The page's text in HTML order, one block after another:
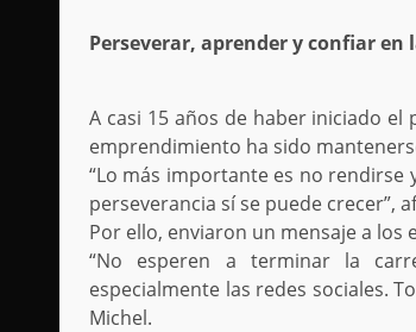
Perseverar, aprender y confiar en
A casi 15 años de haber iniciado
emprendimiento ha sido
“Lo más importante es no rendirse
perseverancia sí se puede crecer”,
Por ello, enviaron un mensaje a los
“No esperen a terminar la
especialmente las redes sociales.
Michel.